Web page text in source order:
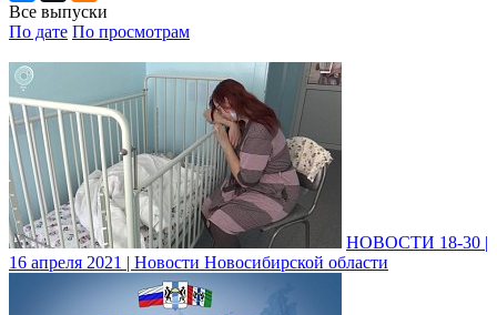
Все выпуски
По дате По просмотрам
НОВОСТИ 18-30 |
16 апреля 2021 | Новости Новосибирской области